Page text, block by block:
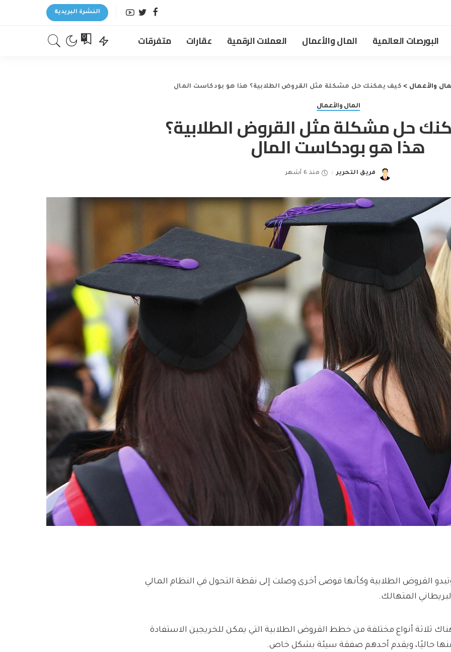
النشرة البريدية
البورصات العالمية المال والأعمال العملات الرقمية عقارات متفرقات 0
والأعمال > كيف يمكنك حل مشكلة مثل القروض الطلابية؟ هذا هو بودكاست المال
المال والأعمال
حل مشكلة مثل القروض الطلابية؟
هذا هو بودكاست المال
Posted
فريق التحرير منذ 6 أشهر
القروض الطلابية وكأنها فوضى أخرى وصلت إلى نقطة التحول في النظام المالي
المتهالك.
ثلاثة أنواع مختلفة من خطط القروض الطلابية التي يمكن للخريجين الاستفادة
حاليًا، ويقدم أحدهم صفقة سيئة بشكل خاص.